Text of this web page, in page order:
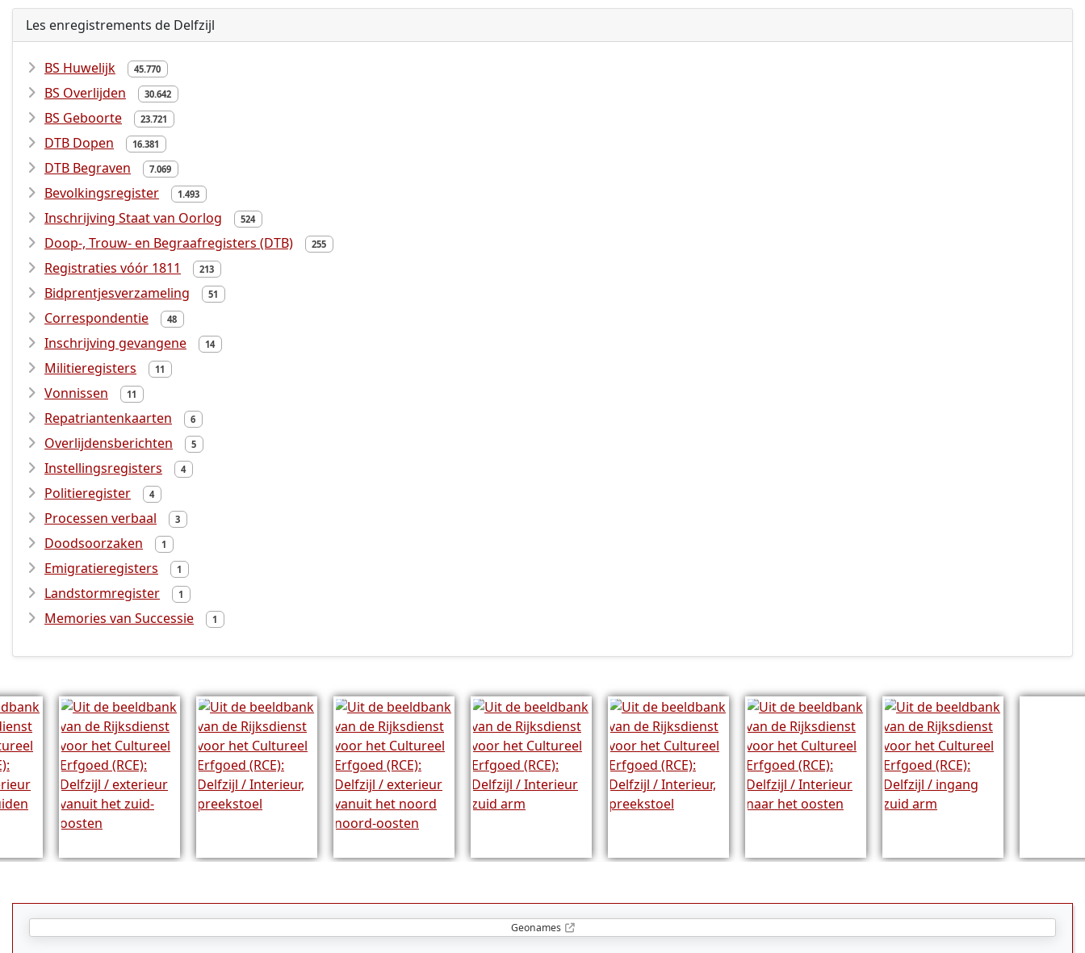
Les enregistrements de Delfzijl
BS Huwelijk 45.770
BS Overlijden 30.642
BS Geboorte 23.721
DTB Dopen 16.381
DTB Begraven 7.069
Bevolkingsregister 1.493
Inschrijving Staat van Oorlog 524
Doop-, Trouw- en Begraafregisters (DTB) 255
Registraties vóór 1811 213
Bidprentjesverzameling 51
Correspondentie 48
Inschrijving gevangene 14
Militieregisters 11
Vonnissen 11
Repatriantenkaarten 6
Overlijdensberichten 5
Instellingsregisters 4
Politieregister 4
Processen verbaal 3
Doodsoorzaken 1
Emigratieregisters 1
Landstormregister 1
Memories van Successie 1
Geonames